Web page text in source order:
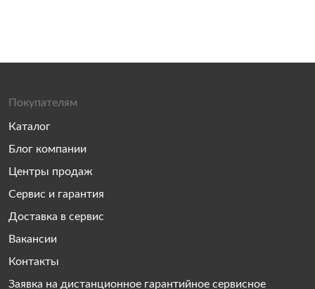
Покупателям
Каталог
Блог компании
Центры продаж
Сервис и гарантия
Доставка в сервис
Вакансии
Контакты
Заявка на дистанционное гарантийное сервисное